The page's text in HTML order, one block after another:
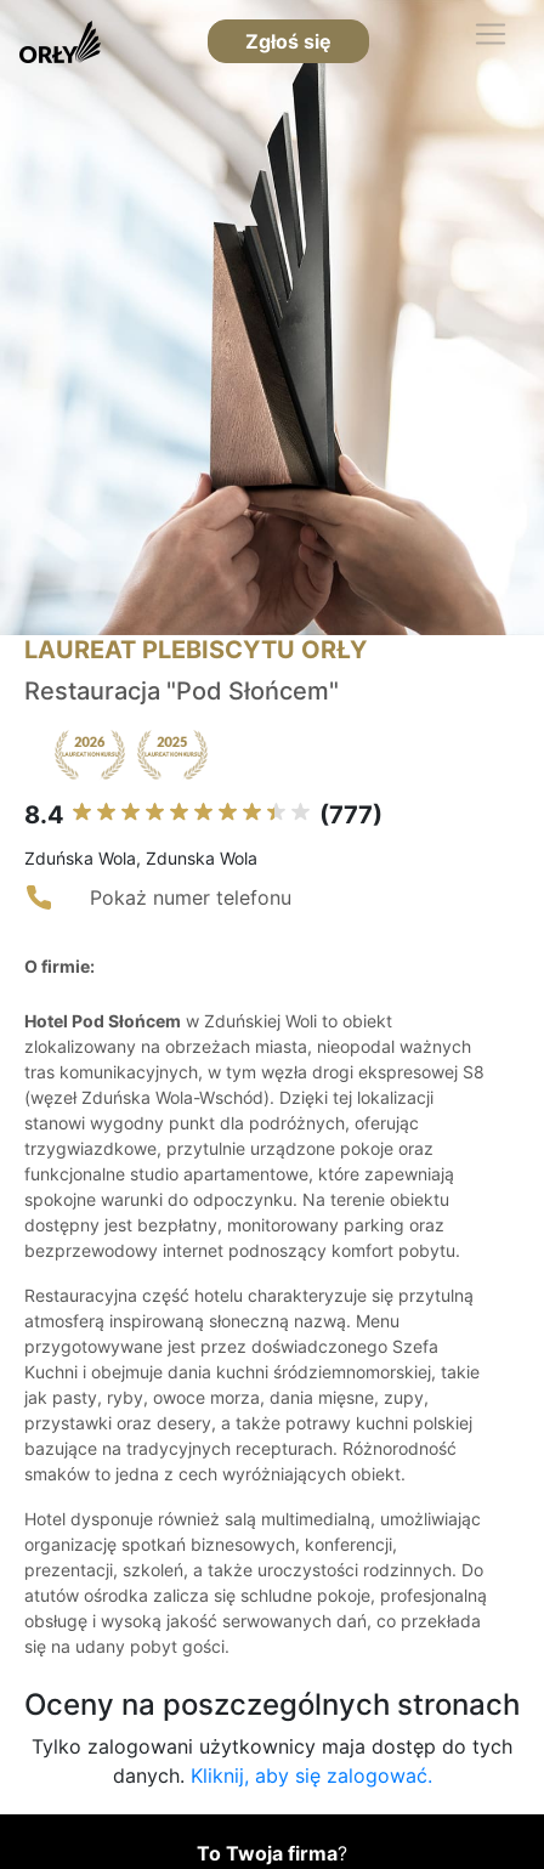
Zgłoś się
LAUREAT PLEBISCYTU ORŁY
Restauracja "Pod Słońcem"
8.4 (777)
Zduńska Wola, Zdunska Wola
Pokaż numer telefonu
O firmie:
Hotel Pod Słońcem w Zduńskiej Woli to obiekt
zlokalizowany na obrzeżach miasta, nieopodal ważnych
tras komunikacyjnych, w tym węzła drogi ekspresowej S8
(węzeł Zduńska Wola-Wschód). Dzięki tej lokalizacji
stanowi wygodny punkt dla podróżnych, oferując
trzygwiazdkowe, przytulnie urządzone pokoje oraz
funkcjonalne studio apartamentowe, które zapewniają
spokojne warunki do odpoczynku. Na terenie obiektu
dostępny jest bezpłatny, monitorowany parking oraz
bezprzewodowy internet podnoszący komfort pobytu.
Restauracyjna część hotelu charakteryzuje się przytulną
atmosferą inspirowaną słoneczną nazwą. Menu
przygotowywane jest przez doświadczonego Szefa
Kuchni i obejmuje dania kuchni śródziemnomorskiej, takie
jak pasty, ryby, owoce morza, dania mięsne, zupy,
przystawki oraz desery, a także potrawy kuchni polskiej
bazujące na tradycyjnych recepturach. Różnorodność
smaków to jedna z cech wyróżniających obiekt.
Hotel dysponuje również salą multimedialną, umożliwiając
organizację spotkań biznesowych, konferencji,
prezentacji, szkoleń, a także uroczystości rodzinnych. Do
atutów ośrodka zalicza się schludne pokoje, profesjonalną
obsługę i wysoką jakość serwowanych dań, co przekłada
się na udany pobyt gości.
Oceny na poszczególnych stronach
Tylko zalogowani użytkownicy maja dostęp do tych
danych. Kliknij, aby się zalogować.
To Twoja firma?